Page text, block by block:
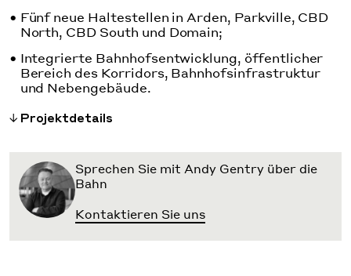
Fünf neue Haltestellen in Arden, Parkville, CBD
North, CBD South und Domain;
Integrierte Bahnhofsentwicklung, öffentlicher
Bereich des Korridors, Bahnhofsinfrastruktur
und Nebengebäude.
Projektdetails
Sprechen Sie mit Andy Gentry über die
Bahn
Kontaktieren Sie uns